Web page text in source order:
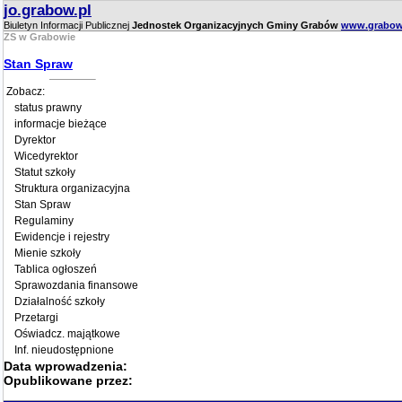
jo.grabow.pl
Biuletyn Informacji Publicznej Jednostek Organizacyjnych Gminy Grabów
ZS w Grabowie
Stan Spraw
Zobacz:
status prawny
informacje bieżące
Dyrektor
Wicedyrektor
Statut szkoły
Struktura organizacyjna
Stan Spraw
Regulaminy
Ewidencje i rejestry
Mienie szkoły
Tablica ogłoszeń
Sprawozdania finansowe
Działalność szkoły
Przetargi
Oświadcz. majątkowe
Inf. nieudostępnione
Data wprowadzenia:
Opublikowane przez: